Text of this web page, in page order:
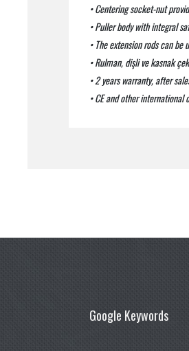
• Centering socket-nut
• Puller body with integral
• The extension rods can
• Rulman, dişli ve kasnak
• 2 years warranty, after
• CE and other
Google Keywords